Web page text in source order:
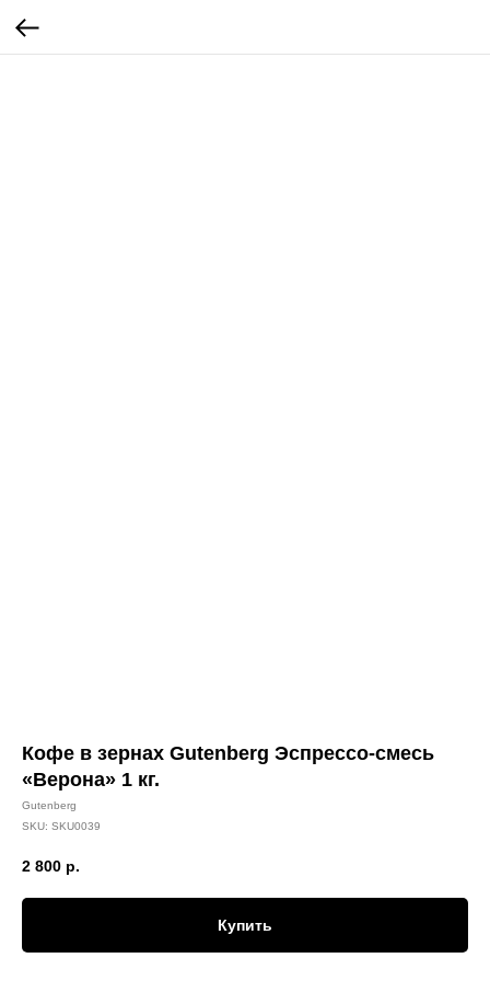
Кофе в зернах Gutenberg Эспрессо-смесь
«Верона» 1 кг.
Gutenberg
SKU: SKU0039
2 800 р.
Купить